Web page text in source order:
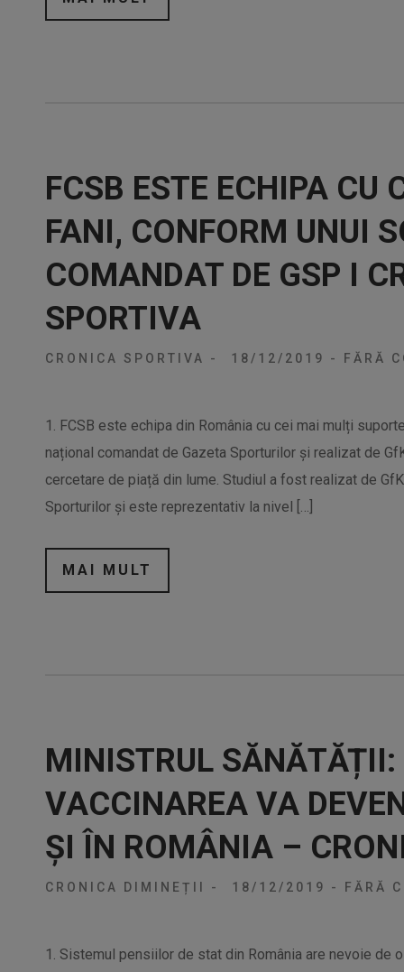
FCSB ESTE ECHIPA CU
FANI, CONFORM UNUI
COMANDAT DE GSP I
SPORTIVA
CRONICA SPORTIVA - 18/12/2019 - FĂRĂ
1. FCSB este echipa din România cu cei mai mulți
național comandat de Gazeta Sporturilor și realizat de
cercetare de piață din lume. Studiul a fost realizat de
Sporturilor și este reprezentativ la nivel […]
MAI MULT
MINISTRUL
VACCINAREA VA
ȘI ÎN ROMÂNIA –
CRONICA DIMINEȚII - 18/12/2019 - FĂRĂ
1. Sistemul pensiilor de stat din România are nevoie de